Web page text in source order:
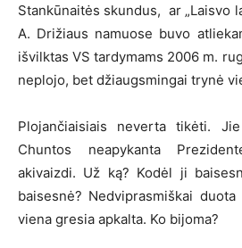
Stankūnaitės skundus, ar „Laisvo
A. Drižiaus namuose buvo
išvilktas VS tardymams 2006 m.
neplojo, bet džiaugsmingai trynė
Plojančiaisiais neverta tikėti.
Chuntos neapykanta
akivaizdi. Už ką? Kodėl ji
baisesnė? Nedviprasmiškai
viena gresia apkalta. Ko bijoma?